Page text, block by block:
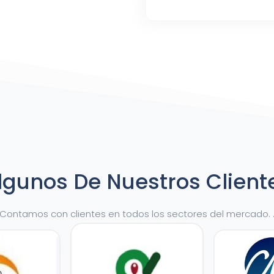
De Nuestros
Contamos con clientes en todos los sectores del mercado. .